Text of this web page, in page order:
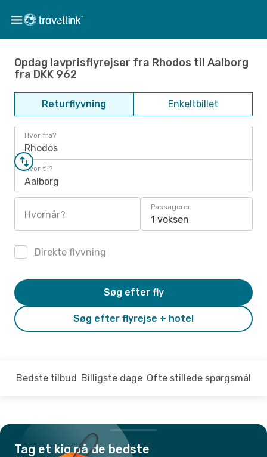
Opdag lavprisflyrejser fra Rhodos til Aalborg
fra DKK 962
Returflyvning Enkeltbillet
Hvor fra?
Rhodos
Hvor til?
Aalborg
Hvornår?
Passagerer
1 voksen
Direkte flyvning
Søg efter flyrejse + hotel
Søg efter fly
Bedste tilbud Billigste dage Ofte stillede spørgsmål
Tag et kig på de bedste